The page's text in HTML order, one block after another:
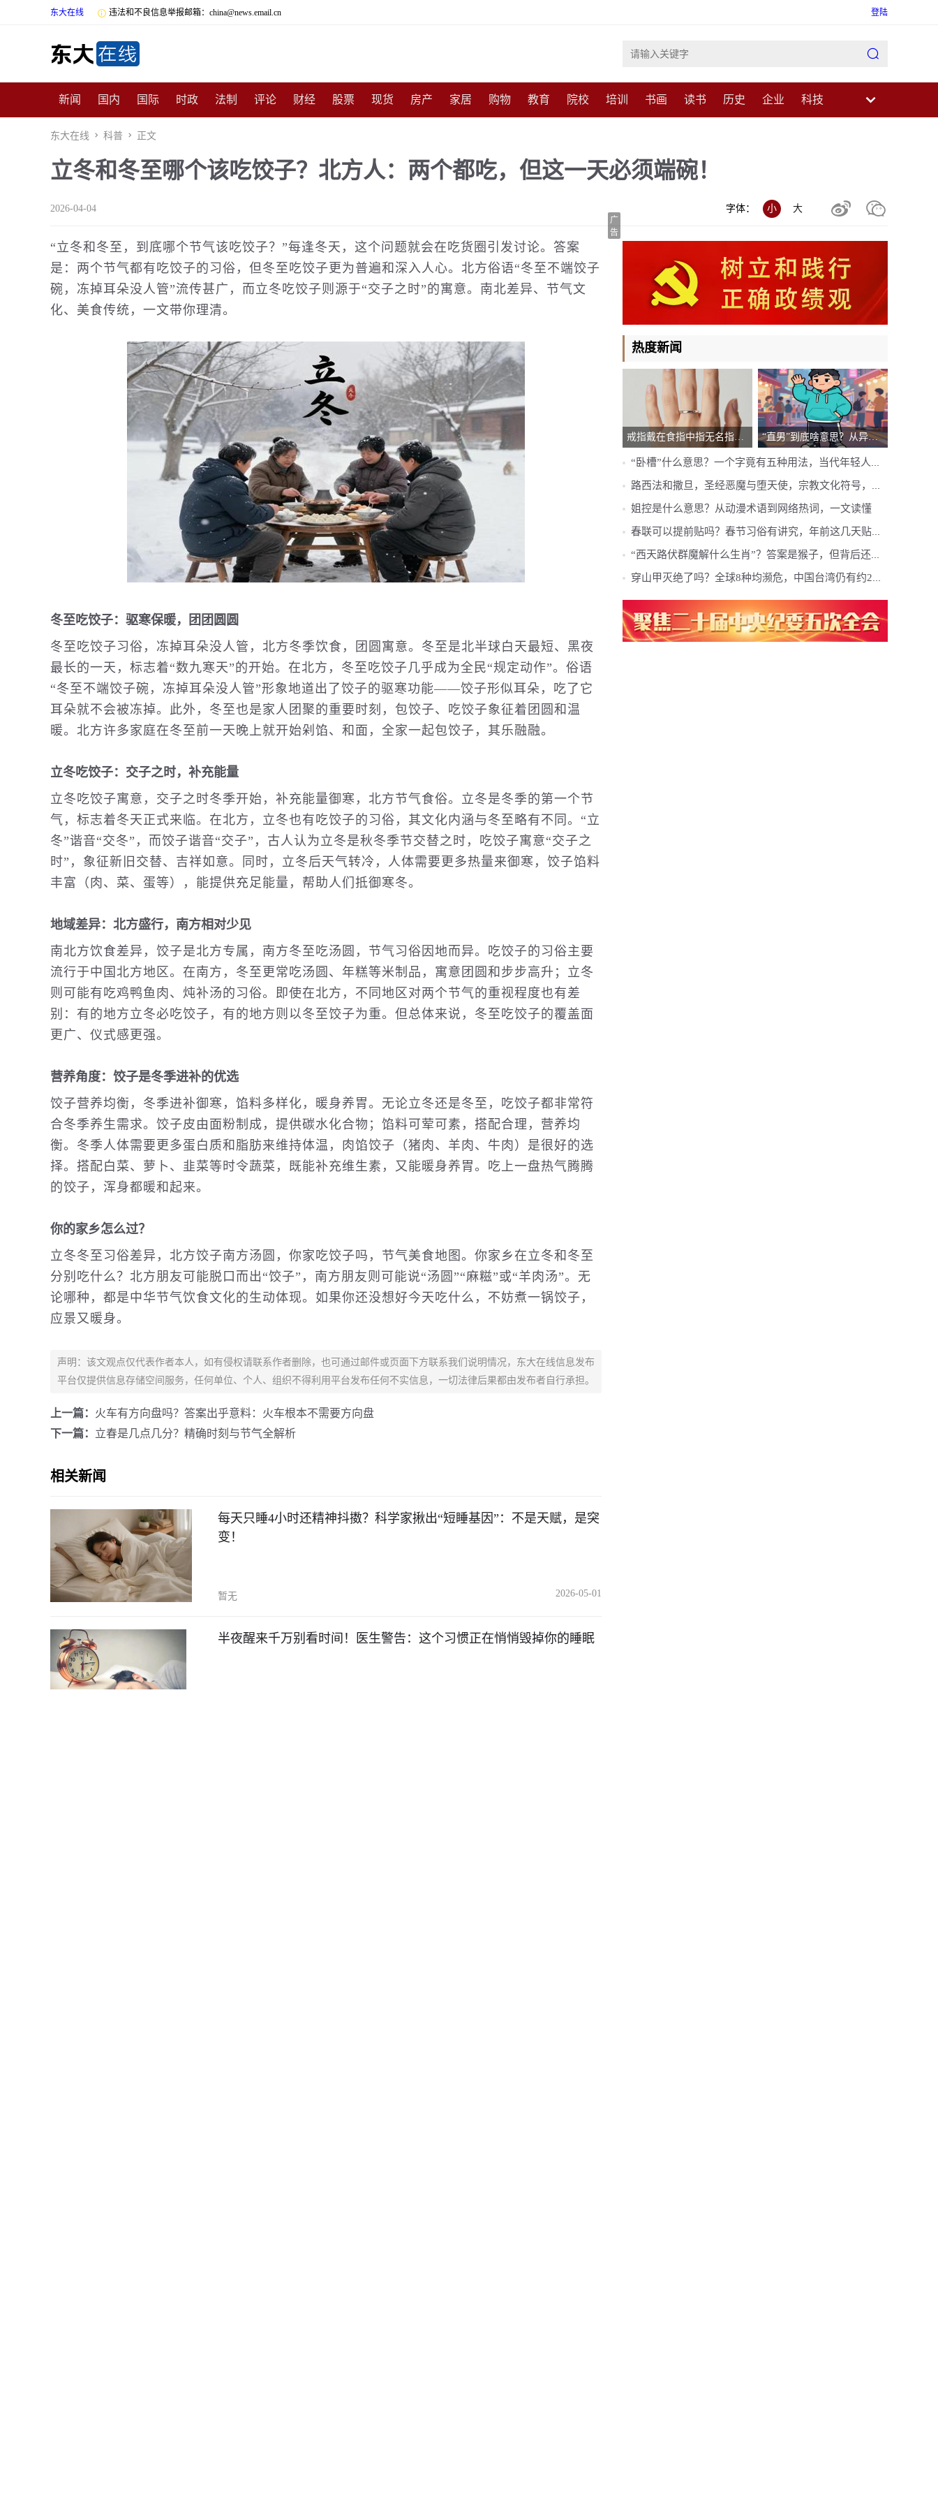
东大在线  违法和不良信息举报邮箱：china@news.email.cn 登陆

新闻 国内 国际 时政 法制 评论 财经 股票 现货 房产 家居 购物 教育 院校 培训 书画 读书 历史 企业 科技
数码 民俗 招商
非遗 公益 娱乐 游戏 影视 明星 时尚 体育 互联网 手机 高考 育儿 交通 美食
东大在线  科普  正文
立冬和冬至哪个该吃饺子？北方人：两个都吃，但这一天必须端碗！
2026-04-04 

字体： 小 大
“立冬和冬至，到底哪个节气该吃饺子？”每逢冬天，这个问题就会在吃货圈引发讨论。答案
是：两个节气都有吃饺子的习俗，但冬至吃饺子更为普遍和深入人心。北方俗语“冬至不端饺子
碗，冻掉耳朵没人管”流传甚广，而立冬吃饺子则源于“交子之时”的寓意。南北差异、节气文
化、 美食传统，一文带你理清。
冬至吃饺子：驱寒保暖，团团圆圆
冬至吃饺子习俗，冻掉耳朵没人管，北方冬季饮食，团圆寓意。冬至是北半球白天最短、黑夜
最长的一天，标志着“数九寒天”的开始。在北方，冬至吃饺子几乎成为全民“规定动作”。俗语
“冬至不端饺子碗，冻掉耳朵没人管”形象地道出了饺子的驱寒功能——饺子形似耳朵，吃了它
耳朵就不会被冻掉。此外，冬至也是家人团聚的重要时刻，包饺子、吃饺子象征着团圆和温
暖。北方许多家庭在冬至前一天晚上就开始剁馅、和面，全家一起包饺子，其乐融融。
立冬吃饺子：交子之时，补充能量
立冬吃饺子寓意，交子之时冬季开始，补充能量御寒，北方节气食俗。立冬是冬季的第一个节
气，标志着冬天正式来临。在北方，立冬也有吃饺子的习俗，其文化内涵与冬至略有不同。“立
冬”谐音“交冬”，而饺子谐音“交子”，古人认为立冬是秋冬季节交替之时，吃饺子寓意“交子之
时”，象征新旧交替、吉祥如意。同时，立冬后天气转冷，人体需要更多热量来御寒，饺子馅料
丰富（肉、菜、蛋等），能提供充足能量，帮助人们抵御寒冬。
地域差异：北方盛行，南方相对少见
南北方饮食差异，饺子是北方专属，南方冬至吃汤圆，节气习俗因地而异。吃饺子的习俗主要
流行于中国北方地区。在南方，冬至更常吃汤圆、年糕等米制品，寓意团圆和步步高升；立冬
则可能有吃鸡鸭鱼肉、炖补汤的习俗。即使在北方，不同地区对两个节气的重视程度也有差
别：有的地方立冬必吃饺子，有的地方则以冬至饺子为重。但总体来说，冬至吃饺子的覆盖面
更广、仪式感更强。
营养角度：饺子是冬季进补的优选
饺子营养均衡，冬季进补御寒，馅料多样化，暖身养胃。无论立冬还是冬至，吃饺子都非常符
合冬季养生需求。饺子皮由面粉制成，提供碳水化合物；馅料可荤可素，搭配合理，营养均
衡。冬季人体需要更多蛋白质和脂肪来维持体温，肉馅饺子（猪肉、羊肉、牛肉）是很好的选
择。搭配白菜、萝卜、韭菜等时令蔬菜，既能补充维生素，又能暖身养胃。吃上一盘热气腾腾
的饺子，浑身都暖和起来。
你的家乡怎么过？
立冬冬至习俗差异，北方饺子南方汤圆，你家吃饺子吗，节气美食地图。你家乡在立冬和冬至
分别吃什么？北方朋友可能脱口而出“饺子”，南方朋友则可能说“汤圆”“麻糍”或“羊肉汤”。无
论哪种，都是中华节气饮食文化的生动体现。如果你还没想好今天吃什么，不妨煮一锅饺子，
应景又暖身。
声明：该文观点仅代表作者本人，如有侵权请联系作者删除，也可通过邮件或页面下方联系我们说明情况，东大在线信息发布
平台仅提供信息存储空间服务，任何单位、个人、组织不得利用平台发布任何不实信息，一切法律后果都由发布者自行承担。
上一篇： 火车有方向盘吗？答案出乎意料：火车根本不需要方向盘
下一篇： 立春是几点几分？精确时刻与节气全解析
相关新闻
每天只睡4小时还精神抖擞？科学家揪出“短睡基因”：不是天赋，是突
变！
暂无 2026-05-01
半夜醒来千万别看时间！医生警告：这个习惯正在悄悄毁掉你的睡眠
广
告
热度新闻
戒指戴在食指中指无名指各
代表什么？左右手含义完全
不同，别再戴错了
“直男”到底啥意思？从异性
恋到网络热词，一个词的进
化史
“卧槽”什么意思？一个字竟有五种用法，当代年轻人为
何对它上头？
路西法和撒旦，圣经恶魔与堕天使，宗教文化符号，七
宗罪代表人物
姐控是什么意思？从动漫术语到网络热词，一文读懂
春联可以提前贴吗？春节习俗有讲究，年前这几天贴最
吉利
“西天路伏群魔解什么生肖”？答案是猴子，但背后还有
这些文化深意
穿山甲灭绝了吗？全球8种均濒危，中国台湾仍有约2万
只，中华穿山甲极危未灭绝